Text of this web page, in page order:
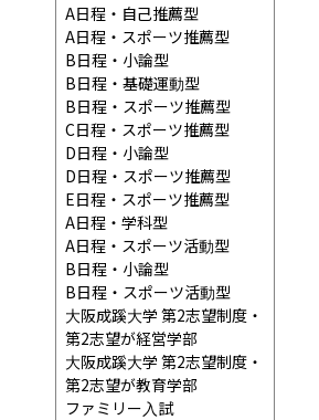
A日程・自己推薦型
A日程・スポーツ推薦型
B日程・小論型
B日程・基礎運動型
B日程・スポーツ推薦型
C日程・スポーツ推薦型
D日程・小論型
D日程・スポーツ推薦型
E日程・スポーツ推薦型
A日程・学科型
A日程・スポーツ活動型
B日程・小論型
B日程・スポーツ活動型
大阪成蹊大学 第2志望制度・
第2志望が経営学部
大阪成蹊大学 第2志望制度・
第2志望が教育学部
ファミリー入試